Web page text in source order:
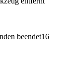
beendet16